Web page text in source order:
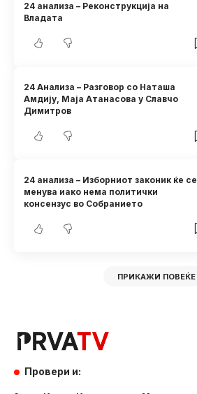
24 анализа – Реконструкција на
Владата
24 Анализа – Разговор со Наташа
Амдију, Маја Атанасова у Славчо
Димитров
24 анализа – Изборниот законик ќе се
менува иако нема политички
консензус во Собранието
ПРИКАЖИ ПОВЕЌЕ
Провери и: